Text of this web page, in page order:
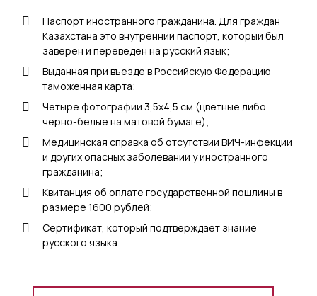
Паспорт иностранного гражданина. Для граждан
Казахстана это внутренний паспорт, который был
заверен и переведен на русский язык;
Выданная при въезде в Российскую Федерацию
таможенная карта;
Четыре фотографии 3,5х4,5 см (цветные либо
черно-белые на матовой бумаге);
Медицинская справка об отсутствии ВИЧ-инфекции
и других опасных заболеваний у иностранного
гражданина;
Квитанция об оплате государственной пошлины в
размере 1600 рублей;
Сертификат, который подтверждает знание
русского языка.